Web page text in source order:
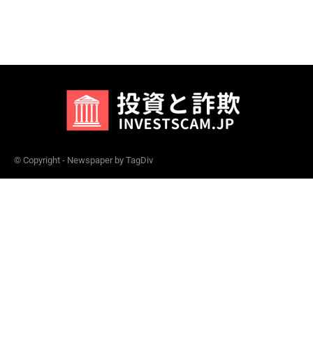
© Copyright - Newspaper by TagDiv